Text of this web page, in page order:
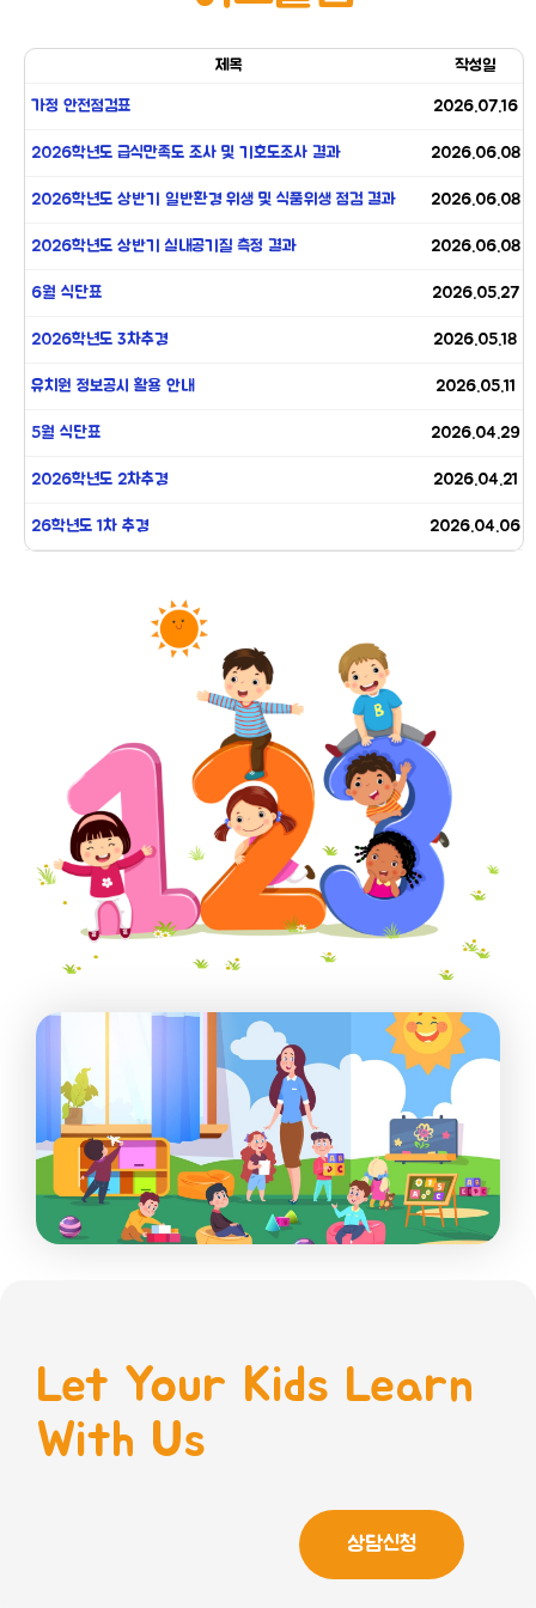
제목 작성일
가정 안전점검표 2026.07.16
2026학년도 급식만족도 조사 및 기호도조사 결과 2026.06.08
2026학년도 상반기 일반환경 위생 및 식품위생 점검 결과 2026.06.08
2026학년도 상반기 실내공기질 측정 결과 2026.06.08
6월 식단표 2026.05.27
2026학년도 3차추경 2026.05.18
유치원 정보공시 활용 안내 2026.05.11
5월 식단표 2026.04.29
2026학년도 2차추경 2026.04.21
26학년도 1차 추경 2026.04.06
Let Your Kids Learn
With Us
상담신청